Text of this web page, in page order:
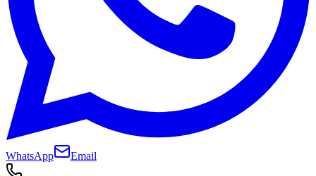
WhatsApp Email